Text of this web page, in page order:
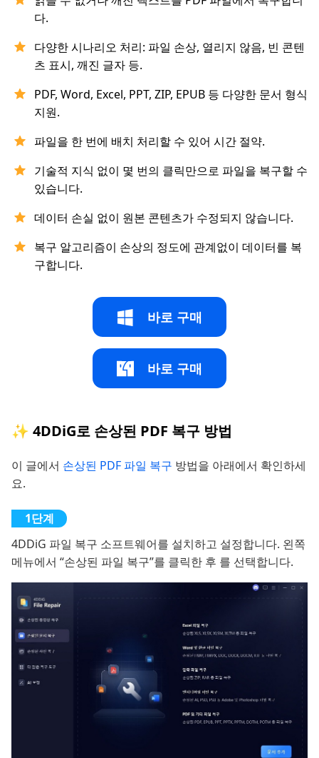
다.
다양한 시나리오 처리: 파일 손상, 열리지 않음, 빈 콘텐
츠 표시, 깨진 글자 등.
PDF, Word, Excel, PPT, ZIP, EPUB 등 다양한 문서 형식
지원.
파일을 한 번에 배치 처리할 수 있어 시간 절약.
기술적 지식 없이 몇 번의 클릭만으로 파일을 복구할 수
있습니다.
데이터 손실 없이 원본 콘텐츠가 수정되지 않습니다.
복구 알고리즘이 손상의 정도에 관계없이 데이터를 복
구합니다.
바로 구매
바로 구매
✨ 4DDiG로 손상된 PDF 복구 방법
이 글에서 손상된 PDF 파일 복구 방법을 아래에서 확인하세
요.
4DDiG 파일 복구 소프트웨어를 설치하고 설정합니다. 왼쪽
메뉴에서 “손상된 파일 복구”를 클릭한 후 를 선택합니다.